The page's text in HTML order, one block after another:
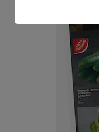
Informationen
Impressum